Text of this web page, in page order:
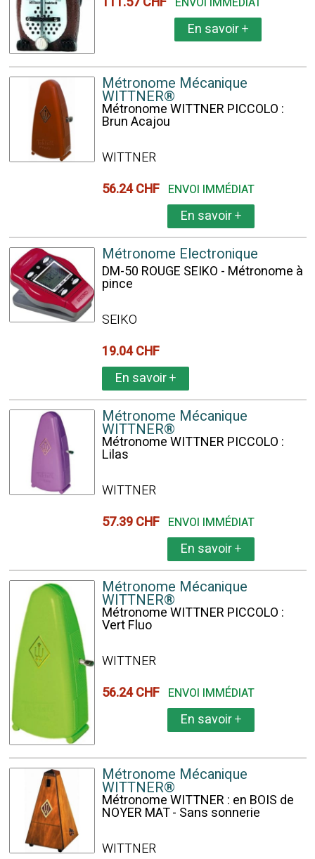
En savoir+
Métronome Mécanique
WITTNER®
Métronome WITTNER PICCOLO :
Brun Acajou
WITTNER
56.24 CHF ENVOI IMMÉDIAT
En savoir+
Métronome Electronique
DM-50 ROUGE SEIKO - Métronome à
pince
SEIKO
19.04 CHF
En savoir+
Métronome Mécanique
WITTNER®
Métronome WITTNER PICCOLO :
Lilas
WITTNER
57.39 CHF ENVOI IMMÉDIAT
En savoir+
Métronome Mécanique
WITTNER®
Métronome WITTNER PICCOLO :
Vert Fluo
WITTNER
56.24 CHF ENVOI IMMÉDIAT
En savoir+
Métronome Mécanique
WITTNER®
Métronome WITTNER : en BOIS de
NOYER MAT - Sans sonnerie
WITTNER